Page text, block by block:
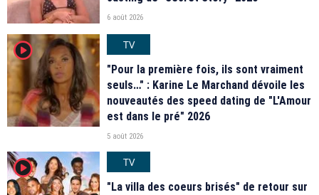
6 août 2026
player2
TV
"Pour la première fois, ils sont vraiment
seuls…" : Karine Le Marchand dévoile les
nouveautés des speed dating de "L'Amour
est dans le pré" 2026
5 août 2026
player2
TV
"La villa des coeurs brisés" de retour sur